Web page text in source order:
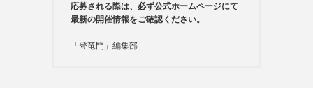
応募される際は、必ず公式ホームページにて
最新の開催情報をご確認ください。
「登竜門」編集部